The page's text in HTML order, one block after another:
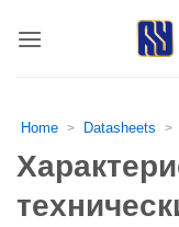
Home > Datasheets >